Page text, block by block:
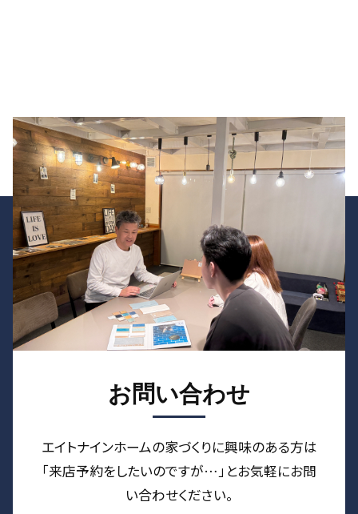
お問い合わせ
エイトナインホームの家づくりに興味のある⽅は
「来店予約をしたいのですが…」とお気軽にお問
い合わせください。